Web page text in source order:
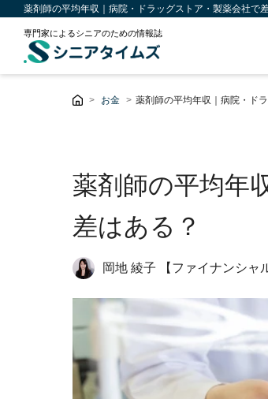
薬剤師の平均年収｜病院・ドラッグストア・製薬会社で
専門家によるシニアのための情報誌
お金 薬剤師の平均年収｜病院・ド
薬剤師の平均年
差はある？
岡地 綾子 【ファイナンシャ